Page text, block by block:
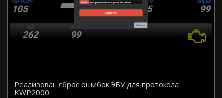
Реализован сброс ошибок ЭБУ для протокола
KWP2000